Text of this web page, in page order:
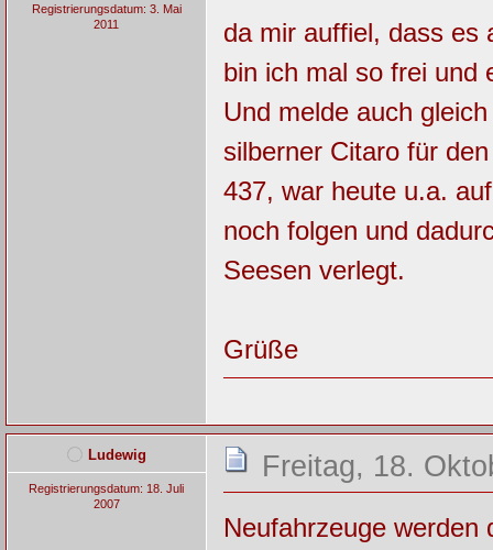
Registrierungsdatum: 3. Mai
2011
da mir auffiel, dass es
bin ich mal so frei und
Und melde auch
silberner Citaro für
437, war heute u.a.
noch folgen und
Seesen verlegt.
Grüße
Ludewig
Registrierungsdatum: 18. Juli
2007
Freitag, 18.
Neufahrzeuge